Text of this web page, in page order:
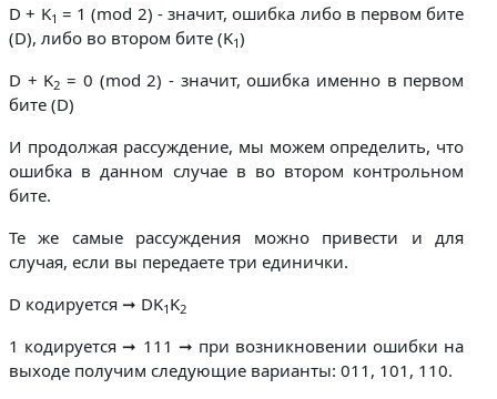
D + K1 = 1 (mod 2) - значит, ошибка либо в первом бите
(D), либо во втором бите (K1)
D + K2 = 0 (mod 2) - значит, ошибка именно в первом
бите (D)
И продолжая рассуждение, мы можем определить, что
ошибка в данном случае в во втором контрольном
бите.
Те же самые рассуждения можно привести и для
случая, если вы передаете три единички.
D кодируется ➞ DK1 K2
1 кодируется ➞ 111 ➞ при возникновении ошибки на
выходе получим следующие варианты: 011, 101, 110.